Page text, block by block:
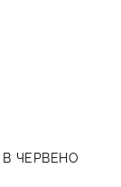
ЧЕРВЕНО